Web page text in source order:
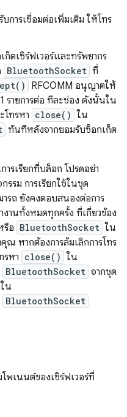
ารเชื่อมต่อเพิ่มเติม ให้โทร
ก็ตเซิร์ฟเวอร์และทรัพยากร
BluetoothSocket ที่
RFCOMM อนุญาตให้
รายการต่อ ทีละช่อง ดังนั้นใน
ทรหา close() ใน
ทันทีหลังจากยอมรับซ็อกเก็ต
ารเรียกที่บล็อก โปรดอย่า
รรม การเรียกใช้ในชุด
รถ ยังคงตอบสนองต่อการ
านทั้งหมดทุกครั้ง ที่เกี่ยวข้อง
รือ BluetoothSocket ใน
ณ หากต้องการล้มเลิกการโทร
รหา close() ใน
BluetoothSocket จากชุด
น
BluetoothSocket
พเนนต์ของเซิร์ฟเวอร์ที่